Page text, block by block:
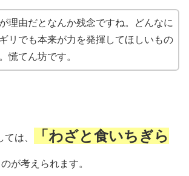
理由だとなんか残念ですね。どんなに
リでも本来が力を発揮してほしいもの
慌てん坊です。
は、
「わざと食いちぎら
が考えられます。